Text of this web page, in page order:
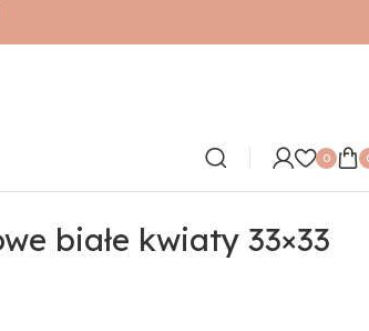
0
białe kwiaty 33×33